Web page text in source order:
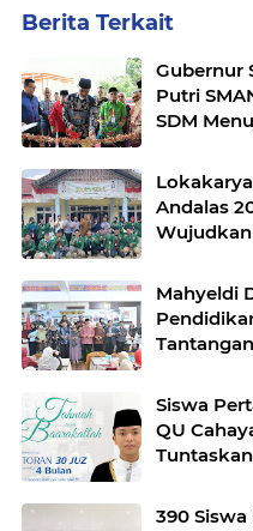
Berita Terkait
Gubernur
Putri
SDM
Andalas
Mahyeldi
Siswa
QU
390 Siswa